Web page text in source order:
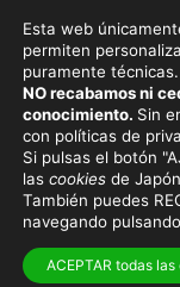
Viaja con
Esta web
permiten
puramente técnicas.
NO recabamos ni
conocimiento. Sin
con políticas de
Si pulsas el botón
las cookies de
También puedes
navegando pulsando
ACEPTAR todas